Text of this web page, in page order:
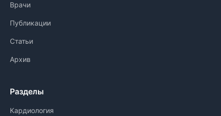
Врачи
Публикации
Статьи
Архив
Разделы
Кардиология